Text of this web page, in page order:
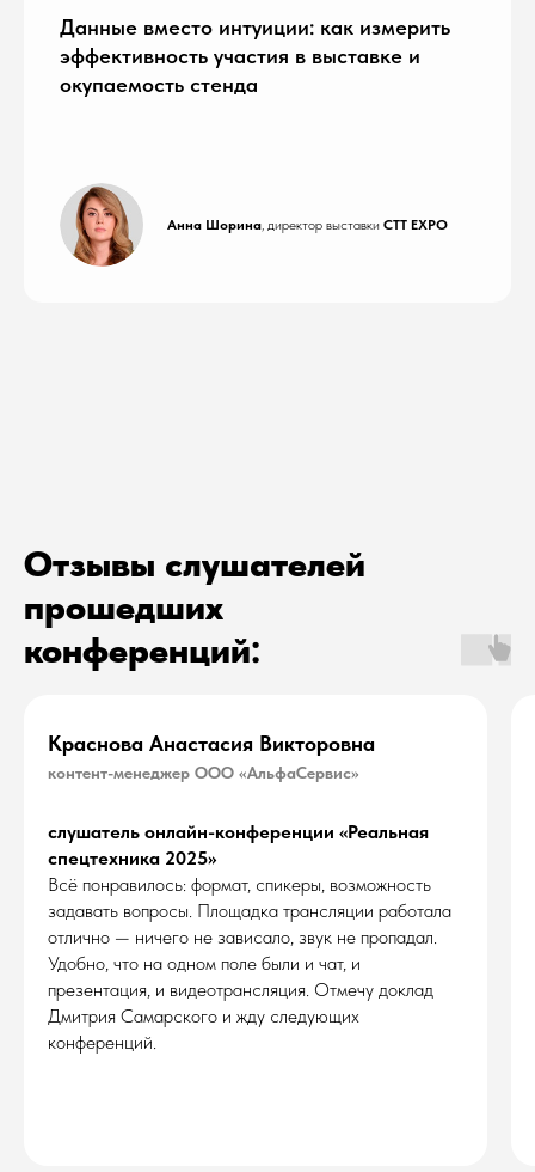
Данные вместо интуиции: как измерить
эффективность участия в выставке и
окупаемость стенда
Анна Шорина , директор выставки СТТ EXPO
Отзывы слушателей
прошедших
конференций:
Краснова Анастасия Викторовна
контент-менеджер ООО «АльфаСервис»
слушатель онлайн-конференции «Реальная
спецтехника 2025»
Всё понравилось: формат, спикеры, возможность
задавать вопросы. Площадка трансляции работала
отлично — ничего не зависало, звук не пропадал.
Удобно, что на одном поле были и чат, и
презентация, и видеотрансляция. Отмечу доклад
Дмитрия Самарского и жду следующих
конференций.